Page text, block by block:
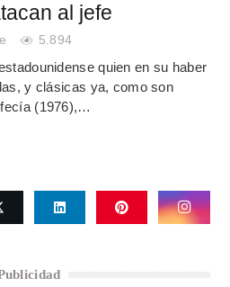
al jefe
5.894
quien en su haber
y clásicas ya, como son
(1976),…